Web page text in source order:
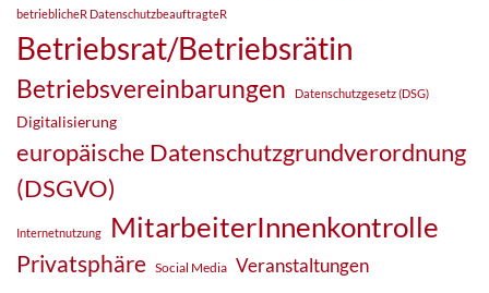
betrieblicheR DatenschutzbeauftragteR
Betriebsrat/Betriebsrätin
Betriebsvereinbarungen Datenschutzgesetz (DSG)
Digitalisierung
europäische Datenschutzgrundverordnung
(DSGVO)
Internetnutzung MitarbeiterInnenkontrolle
Privatsphäre Social Media Veranstaltungen